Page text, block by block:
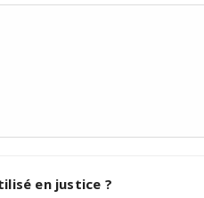
en justice ?